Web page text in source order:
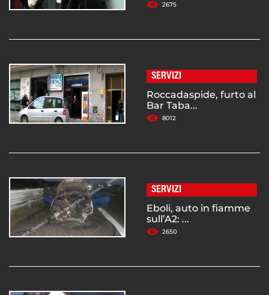
2675
SERVIZI
Roccadaspide, furto al
Bar Taba...
8012
SERVIZI
Eboli, auto in fiamme
sull’A2: ...
2650